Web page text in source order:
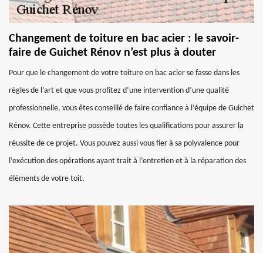
Changement de toiture en bac acier : le savoir-
faire de Guichet Rénov n’est plus à douter
Pour que le changement de votre toiture en bac acier se fasse dans les
règles de l’art et que vous profitez d’une intervention d’une qualité
professionnelle, vous êtes conseillé de faire confiance à l’équipe de Guichet
Rénov. Cette entreprise possède toutes les qualifications pour assurer la
réussite de ce projet. Vous pouvez aussi vous fier à sa polyvalence pour
l’exécution des opérations ayant trait à l’entretien et à la réparation des
éléments de votre toit.